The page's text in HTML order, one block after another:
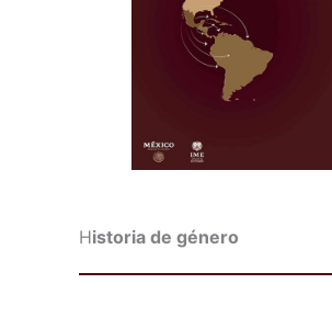
Historia de género